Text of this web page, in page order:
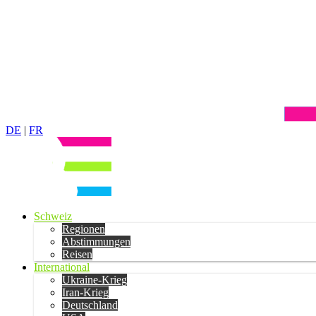
DE | FR
Schweiz
Regionen
Abstimmungen
Reisen
International
Ukraine-Krieg
Iran-Krieg
Deutschland